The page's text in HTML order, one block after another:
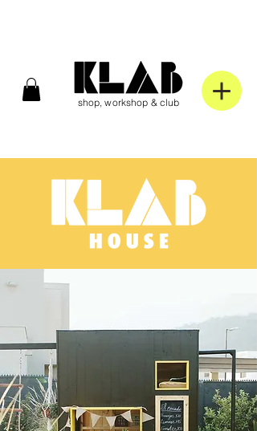
shop, workshop & club